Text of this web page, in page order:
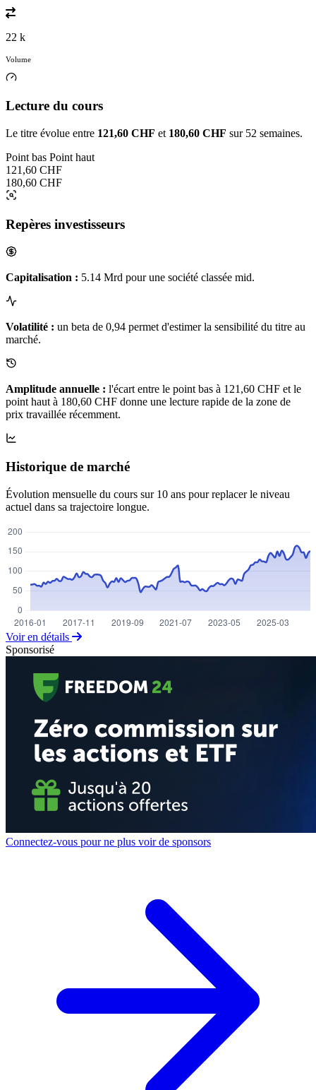
22 k
Volume
Lecture du cours
Le titre évolue entre 121,60 CHF et 180,60 CHF sur 52 semaines.
Point bas Point haut
121,60 CHF
180,60 CHF
Repères investisseurs
Capitalisation : 5.14 Mrd pour une société classée mid.
Volatilité : un beta de 0,94 permet d'estimer la sensibilité du titre au
marché.
Amplitude annuelle : l'écart entre le point bas à 121,60 CHF et le
point haut à 180,60 CHF donne une lecture rapide de la zone de
prix travaillée récemment.
Historique de marché
Évolution mensuelle du cours sur 10 ans pour replacer le niveau
actuel dans sa trajectoire longue.
Voir en détails
Sponsorisé
Connectez-vous pour ne plus voir de sponsors